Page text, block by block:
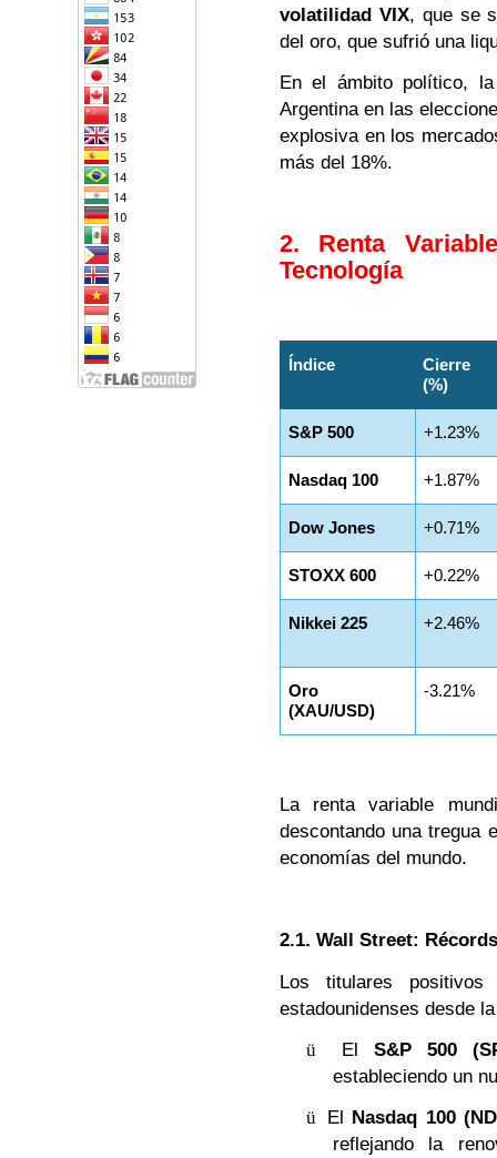
volatilidad VIX, que se
del oro, que sufrió una
En el ámbito político,
Argentina en las
explosiva en los
más del 18%.
2. Renta
Tecnología
Índice
Cierre
(%)
S&P 500 +1.23%
Nasdaq 100 +1.87%
Dow Jones +0.71%
STOXX 600 +0.22%
Nikkei 225 +2.46%
Oro
(XAU/USD)
-3.21%
La renta variable
descontando una tregua
economías del mundo.
2.1. Wall Street:
Los titulares
estadounidenses desde
ü
ElS&P 500
estableciendo un
ü El Nasdaq 100
reflejando la